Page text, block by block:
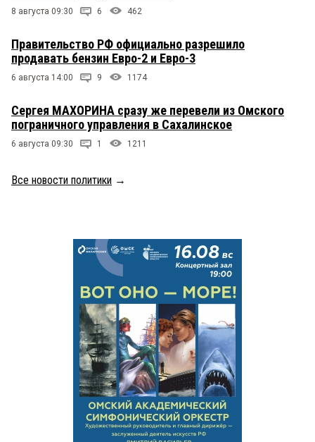
8 августа 09:30 6 462
Правительство РФ официально разрешило
продавать бензин Евро-2 и Евро-3
6 августа 14:00 9 1174
Сергея МАХОРИНА сразу же перевели из Омского
пограничного управления в Сахалинское
6 августа 09:30 1 1211
Все новости политики →